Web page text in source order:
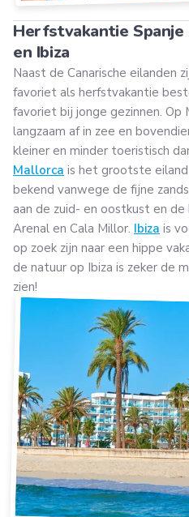
Herfstvakantie
en Ibiza
Naast de Canarische eilanden
favoriet als herfstvakantie
favoriet bij jonge gezinnen. Op
langzaam af in zee en
kleiner en minder toeristisch
Mallorca is het grootste
bekend vanwege de fijne
aan de zuid- en oostkust en
Arenal en Cala Millor. Ibiza is
op zoek zijn naar een hippe
de natuur op Ibiza is zeker de
zien!